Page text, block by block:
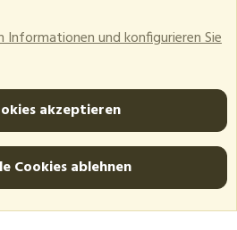
XenForo® © 2010-2026 XenForo
©2010-2017
Informationen und konfigurieren Sie
akzeptieren
Cookies ablehnen